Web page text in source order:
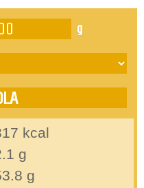
g
kcal
g
g